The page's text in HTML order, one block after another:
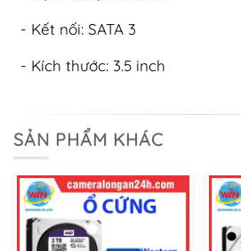
- Kết nối: SATA 3
- Kích thước: 3.5 inch
SẢN PHẨM KHÁC